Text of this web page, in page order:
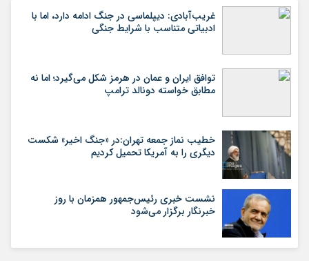
غریب‌آبادی: دیپلماسی در جنگ ادامه دارد، اما با
ادبیاتی متناسب با شرایط جنگی
توافق ایران و عمان در هرمز شکل می‌گیرد؛ اما نه
مطابق خواسته دونالد ترامپ
خطیب نماز جمعه تهران:در «جنگ اخیر» شکست
دیگری را به آمریکا تحمیل کردیم
نشست خبری رئیس‌جمهور همزمان با روز
خبرنگار برگزار می‌شود